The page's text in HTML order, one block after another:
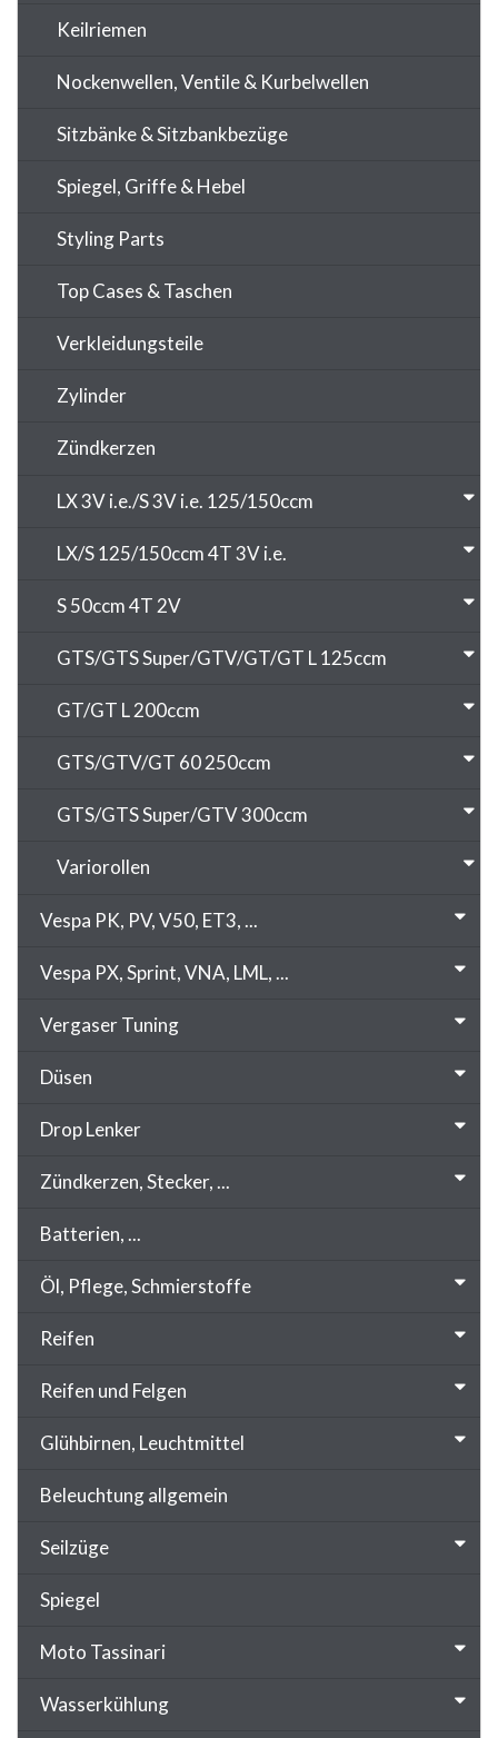
Keilriemen
Nockenwellen, Ventile & Kurbelwellen
Sitzbänke & Sitzbankbezüge
Spiegel, Griffe & Hebel
Styling Parts
Top Cases & Taschen
Verkleidungsteile
Zylinder
Zündkerzen
LX 3V i.e./S 3V i.e. 125/150ccm
LX/S 125/150ccm 4T 3V i.e.
S 50ccm 4T 2V
GTS/GTS Super/GTV/GT/GT L 125ccm
GT/GT L 200ccm
GTS/GTV/GT 60 250ccm
GTS/GTS Super/GTV 300ccm
Variorollen
Vespa PK, PV, V50, ET3, ...
Vespa PX, Sprint, VNA, LML, ...
Vergaser Tuning
Düsen
Drop Lenker
Zündkerzen, Stecker, ...
Batterien, ...
Öl, Pflege, Schmierstoffe
Reifen
Reifen und Felgen
Glühbirnen, Leuchtmittel
Beleuchtung allgemein
Seilzüge
Spiegel
Moto Tassinari
Wasserkühlung